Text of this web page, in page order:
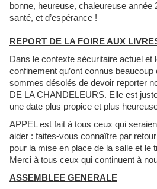
bonne, heureuse, chaleureuse année
santé, et d’espérance !
REPORT DE LA FOIRE AUX
Dans le contexte sécuritaire actuel et
confinement qu’ont connus
sommes désolés de devoir reporter
DE LA CHANDELEURS. Elle est
une date plus propice et plus
APPEL est fait à tous ceux qui
aider : faites-vous connaître par
pour la mise en place de la salle et le
Merci à tous ceux qui continuent à
ASSEMBLEE GENERALE